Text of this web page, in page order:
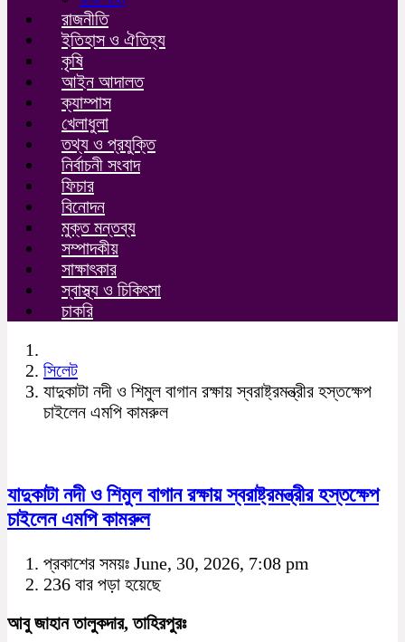
রাজনীতি
ইতিহাস ও ঐতিহ্য
কৃষি
আইন আদালত
ক্যাম্পাস
খেলাধুলা
তথ্য ও প্রযুক্তি
নির্বাচনী সংবাদ
ফিচার
বিনোদন
মুক্ত মন্তব্য
সম্পাদকীয়
সাক্ষাৎকার
স্বাস্থ্য ও চিকিৎসা
চাকরি
সিলেট
যাদুকাটা নদী ও শিমুল বাগান রক্ষায় স্বরাষ্ট্রমন্ত্রীর হস্তক্ষেপ
চাইলেন এমপি কামরুল
যাদুকাটা নদী ও শিমুল বাগান রক্ষায় স্বরাষ্ট্রমন্ত্রীর হস্তক্ষেপ
চাইলেন এমপি কামরুল
প্রকাশের সময়ঃ June, 30, 2026, 7:08 pm
236 বার পড়া হয়েছে
আবু জাহান তালুকদার, তাহিরপুরঃ